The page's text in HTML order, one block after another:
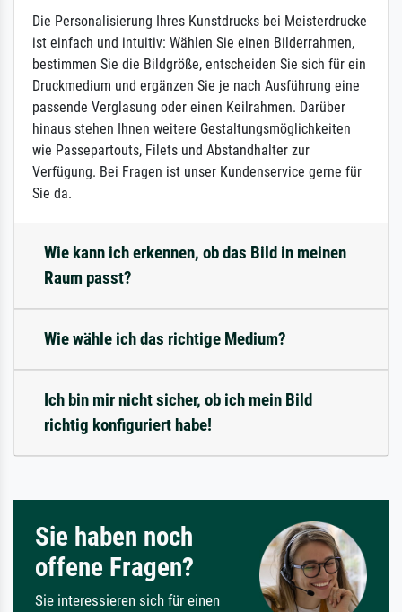
Die Personalisierung Ihres Kunstdrucks bei Meisterdrucke
ist einfach und intuitiv: Wählen Sie einen Bilderrahmen,
bestimmen Sie die Bildgröße, entscheiden Sie sich für ein
Druckmedium und ergänzen Sie je nach Ausführung eine
passende Verglasung oder einen Keilrahmen. Darüber
hinaus stehen Ihnen weitere Gestaltungsmöglichkeiten
wie Passepartouts, Filets und Abstandhalter zur
Verfügung. Bei Fragen ist unser Kundenservice gerne für
Sie da.
Wie kann ich erkennen, ob das Bild in meinen
Raum passt?
Wie wähle ich das richtige Medium?
Ich bin mir nicht sicher, ob ich mein Bild
richtig konfiguriert habe!
Sie haben noch
offene Fragen?
Sie interessieren sich für einen